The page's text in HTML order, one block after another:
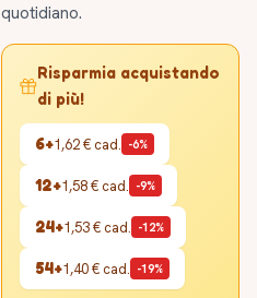
quotidiano.
Risparmia acquistando
di più!
6+1,62 €cad. -6%
12+1,58 €cad. -9%
24+1,53 €cad. -12%
54+1,40 €cad. -19%